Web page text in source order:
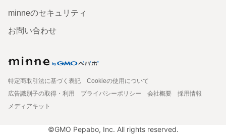
minneのセキュリティ
お問い合わせ
特定商取引法に基づく表記
Cookieの使用について
広告識別子の取得・利用
プライバシーポリシー 会社概要
採用情報
メディアキット
©GMO Pepabo, Inc. All rights reserved.